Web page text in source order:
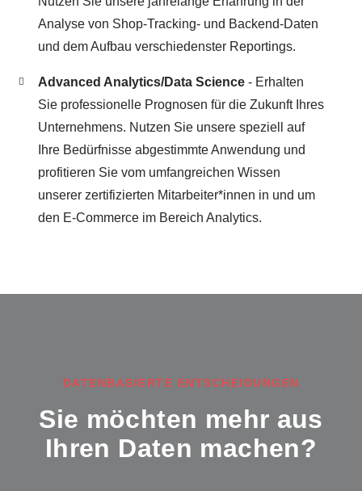
Analyse von Shop-Tracking- und Backend-Daten
und dem Aufbau verschiedenster Reportings.
Advanced Analytics/Data Science- Erhalten
Sie professionelle Prognosen für die Zukunft Ihres
Unternehmens. Nutzen Sie unsere speziell auf
Ihre Bedürfnisse abgestimmte Anwendung und
profitieren Sie vom umfangreichen Wissen
unserer zertifizierten Mitarbeiter*innen in und um
den E-Commerce im Bereich Analytics.
DATENBASIERTE ENTSCHEIDUNGEN
Sie möchten mehr aus
Ihren Daten machen?